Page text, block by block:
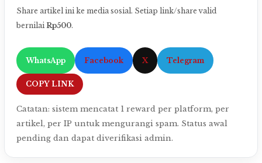
Share artikel ini ke media sosial. Setiap link/share valid
bernilaiRp500.
WhatsApp Facebook X Telegram
COPY LINK
Catatan: sistem mencatat 1 reward per platform, per
artikel, per IP untuk mengurangi spam. Status awal
pending dan dapat diverifikasi admin.